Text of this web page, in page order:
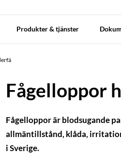
Produkter & tjänster
Fågelloppor
Fågelloppor är blodsugande
allmäntillstånd, klåda,
i Sverige.